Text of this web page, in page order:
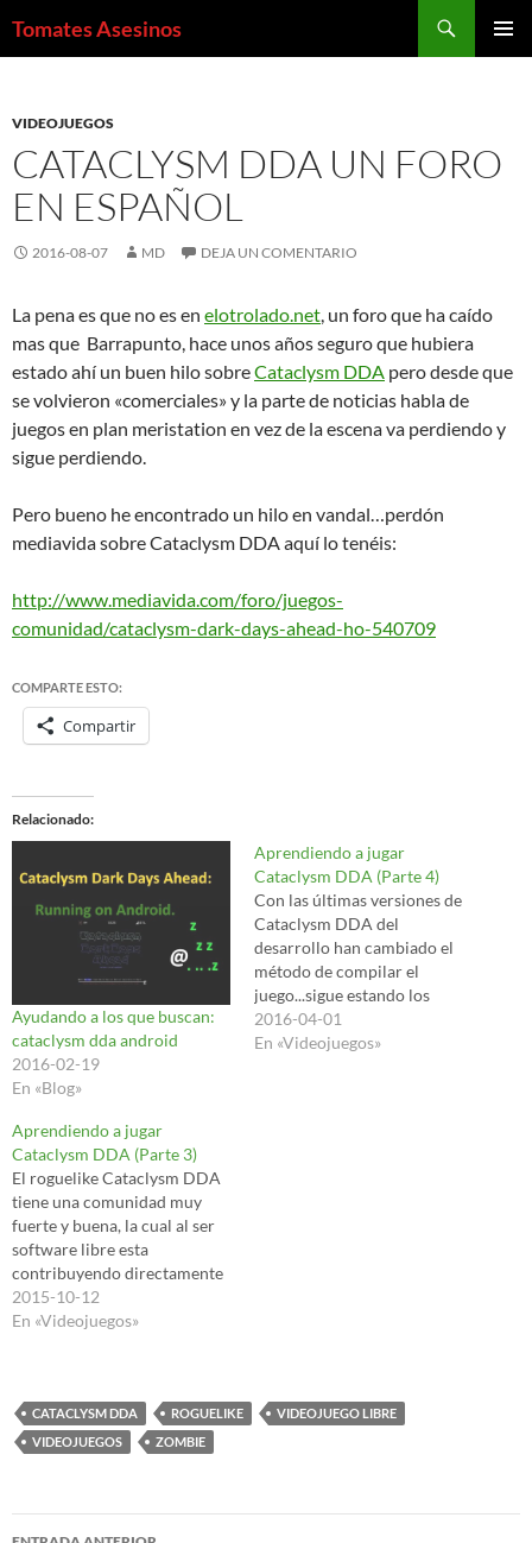
Tomates Asesinos
VIDEOJUEGOS
CATACLYSM DDA UN FORO
EN ESPAÑOL
2016-08-07 MD DEJA UN COMENTARIO
La pena es que no es en elotrolado.net, un foro que ha caído
mas que Barrapunto, hace unos años seguro que hubiera
estado ahí un buen hilo sobreCataclysm DDA pero desde que
se volvieron «comerciales» y la parte de noticias habla de
juegos en plan meristation en vez de la escena va perdiendo y
sigue perdiendo.
Pero bueno he encontrado un hilo en vandal…perdón
mediavida sobre Cataclysm DDA aquí lo tenéis:
http://www.mediavida.com/foro/juegos-
comunidad/cataclysm-dark-days-ahead-ho-540709
COMPARTE ESTO:
Compartir
Relacionado
Ayudando a los que buscan:
cataclysm dda android
2016-02-19
En «Blog»
Aprendiendo a jugar
Cataclysm DDA (Parte 4)
Con las últimas versiones de
Cataclysm DDA del
desarrollo han cambiado el
método de compilar el
juego...sigue estando los
ficheros de Cmake pero no se
porque ahora tiran del
2016-04-01
En «Videojuegos»
Aprendiendo a jugar
Cataclysm DDA (Parte 3)
El roguelike Cataclysm DDA
tiene una comunidad muy
fuerte y buena, la cual al ser
software libre esta
contribuyendo directamente
en el código fuente del juego.
Pero también tiene un
plugins o mods están
programados en Lua, un
2015-10-12
En «Videojuegos»
CATACLYSM DDA ROGUELIKE
VIDEOJUEGO LIBRE
VIDEOJUEGOS
ZOMBIE
Navegación